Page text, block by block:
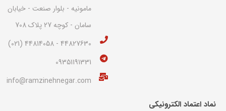
مامونیه - بلوار صنعت - خیابان
سامان - کوچه 27 پلاک 708
44827630 - 44814058 (021)
09351191331
info@ramzinehnegar.com
نماد اعتماد الکترونیکی​